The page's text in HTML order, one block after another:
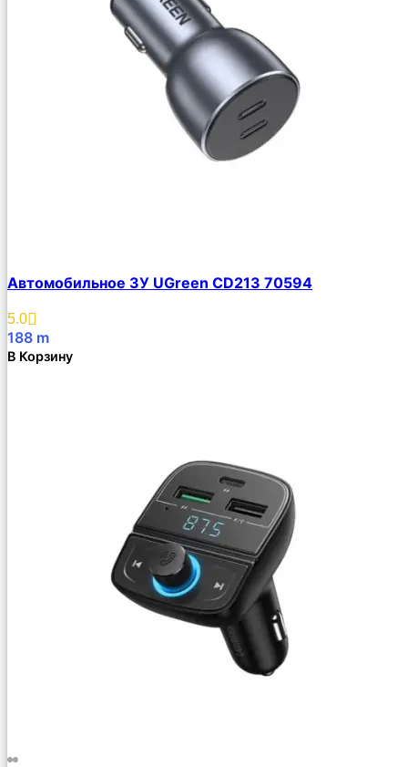
Автомобильное ЗУ UGreen CD213 70594
5.0
188 m
В Корзину